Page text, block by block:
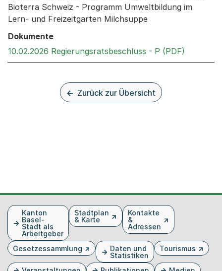
Bioterra Schweiz - Programm Umweltbildung im
Lern- und Freizeitgarten Milchsuppe
Dokumente
10.02.2026 Regierungsratsbeschluss - P (PDF)
Zurück zur Übersicht
FusszeileKanton
Basel-
Stadt als
Arbeitgeber
Stadtplan
& Karte
Kontakte
&
Adressen
Gesetzessammlung
Daten und
Statistiken
Tourismus